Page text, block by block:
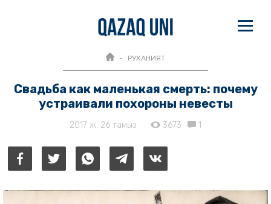
РУХАНИЯТ
Свадьба как маленькая смерть: почему
устраивали похороны невесты
2017 ж. 26 тамыз 3673 1